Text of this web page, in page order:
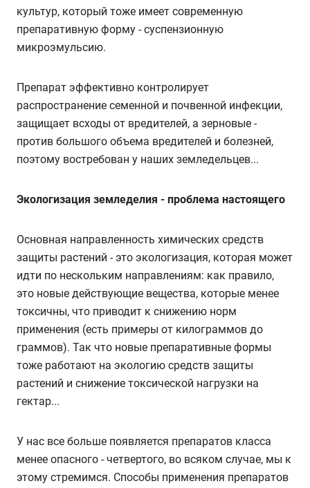
культур, который тоже имеет современную
препаративную форму - суспензионную
микроэмульсию.
Препарат эффективно контролирует
распространение семенной и почвенной инфекции,
защищает всходы от вредителей, а зерновые -
против большого объема вредителей и болезней,
поэтому востребован у наших земледельцев...
Экологизация земледелия - проблема настоящего
Основная направленность химических средств
защиты растений - это экологизация, которая может
идти по нескольким направлениям: как правило,
это новые действующие вещества, которые менее
токсичны, что приводит к снижению норм
применения (есть примеры от килограммов до
граммов). Так что новые препаративные формы
тоже работают на экологию средств защиты
растений и снижение токсической нагрузки на
гектар...
У нас все больше появляется препаратов класса
менее опасного - четвертого, во всяком случае, мы к
этому стремимся. Способы применения препаратов